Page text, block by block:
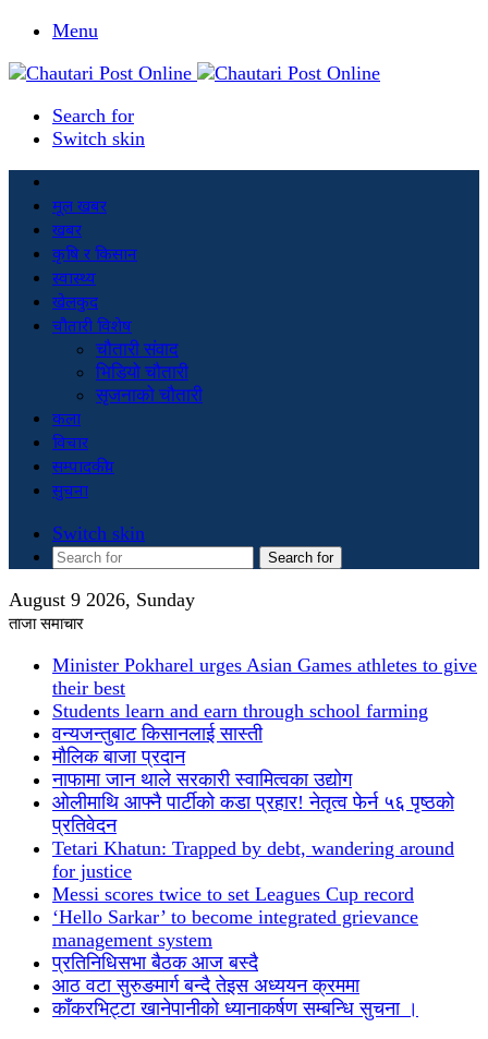
Menu
Search for
Switch skin
मूल खबर
खबर
कृषि र किसान
स्वास्थ्य
खेलकुद
चौतारी विशेष
चौतारी संवाद
भिडियो चौतारी
सृजनाको चौतारी
कला
विचार
सम्पादकीय
सुचना
Switch skin
Search for
August 9 2026, Sunday
ताजा समाचार
Minister Pokharel urges Asian Games athletes to give
their best
Students learn and earn through school farming
वन्यजन्तुबाट किसानलाई सास्ती
मौलिक बाजा प्रदान
नाफामा जान थाले सरकारी स्वामित्वका उद्योग
ओलीमाथि आफ्नै पार्टीको कडा प्रहार! नेतृत्व फेर्न ५६ पृष्ठको
प्रतिवेदन
Tetari Khatun: Trapped by debt, wandering around
for justice
Messi scores twice to set Leagues Cup record
‘Hello Sarkar’ to become integrated grievance
management system
प्रतिनिधिसभा बैठक आज बस्दै
आठ वटा सुरुङमार्ग बन्दै तेइस अध्ययन क्रममा
काँकरभिट्टा खानेपानीको ध्यानाकर्षण सम्बन्धि सुचना ।